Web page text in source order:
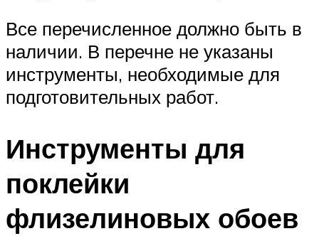
Все перечисленное должно быть в
наличии. В перечне не указаны
инструменты, необходимые для
подготовительных работ.
Инструменты для
поклейки
флизелиновых обоев